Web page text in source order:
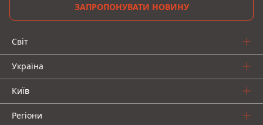
ЗАПРОПОНУВАТИ НОВИНУ
Світ
Україна
Київ
Регіони